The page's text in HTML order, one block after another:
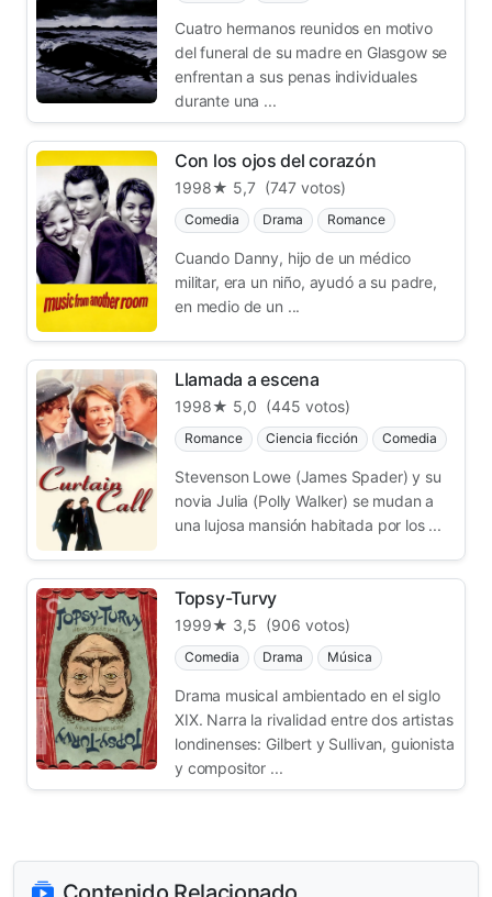
Cuatro hermanos reunidos en motivo
del funeral de su madre en Glasgow se
enfrentan a sus penas individuales
durante una ...
Con los ojos del corazón
1998★ 5,7 (747 votos)
Comedia Drama Romance
Cuando Danny, hijo de un médico
militar, era un niño, ayudó a su padre,
en medio de un ...
Llamada a escena
1998★ 5,0 (445 votos)
Romance Ciencia ficción Comedia
Stevenson Lowe (James Spader) y su
novia Julia (Polly Walker) se mudan a
una lujosa mansión habitada por los ...
Topsy-Turvy
1999★ 3,5 (906 votos)
Comedia Drama Música
Drama musical ambientado en el siglo
XIX. Narra la rivalidad entre dos artistas
londinenses: Gilbert y Sullivan, guionista
y compositor ...